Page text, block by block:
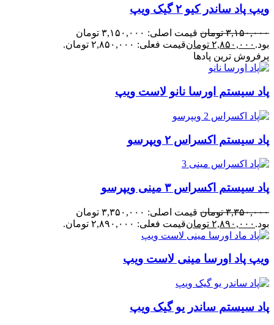
ویپ پاد ساندر کیو ۲ گیک ویپ
۳,۱۵۰,۰۰۰ تومان
قیمت اصلی: ۳,۱۵۰,۰۰۰ تومان
بود. ۲,۸۵۰,۰۰۰ تومانقیمت فعلی: ۲,۸۵۰,۰۰۰ تومان.
پرفروش ترین پادها
پاد سیستم اورسا نانو لاست ویپ
پاد سیستم اکسراس ۲ ویپرسو
پاد سیستم اکسراس ۳ مینی ویپرسو
۳,۳۵۰,۰۰۰ تومان
قیمت اصلی: ۳,۳۵۰,۰۰۰ تومان
بود. ۲,۸۹۰,۰۰۰ تومانقیمت فعلی: ۲,۸۹۰,۰۰۰ تومان.
ویپ پاد اورسا مینی لاست ویپ
پاد سیستم ساندر یو گیک ویپ